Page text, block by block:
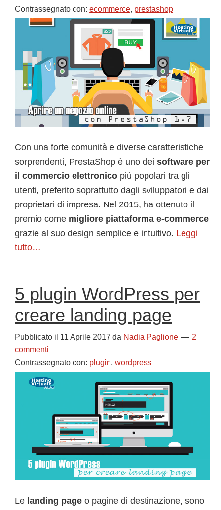
Contrassegnato con: ecommerce, prestashop
Con una forte comunità e diverse caratteristiche
sorprendenti, PrestaShop è uno dei software per
il commercio elettronico più popolari tra gli
utenti, preferito soprattutto dagli sviluppatori e dai
proprietari di impresa. Nel 2015, ha ottenuto il
premio come migliore piattaforma e-commerce
grazie al suo design semplice e intuitivo. Leggi
tutto…
5 plugin WordPress per
creare landing page
Pubblicato il 11 Aprile 2017 da Nadia Paglione
2
commenti
Contrassegnato con: plugin, wordpress
Le landing page o pagine di destinazione, sono